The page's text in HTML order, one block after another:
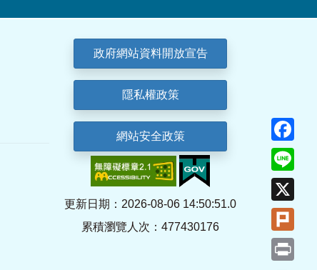
政府網站資料開放宣告
隱私權政策
網站安全政策
更新日期：2026-08-06 14:50:51.0
累積瀏覽人次：477430176